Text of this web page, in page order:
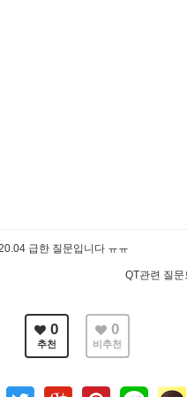
급한 질문입니다 ㅠㅠ
QT관련 질
0
추천
0
비추천